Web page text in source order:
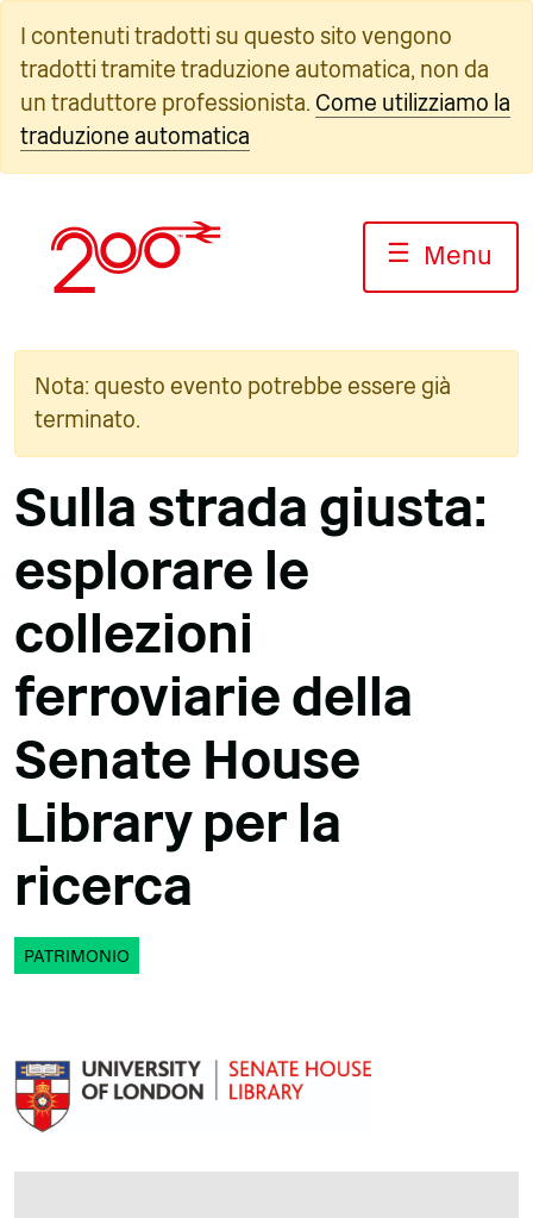
contenuto
I contenuti tradotti su questo sito vengono
tradotti tramite traduzione automatica, non da
un traduttore professionista. Come utilizziamo la
traduzione automatica
☰ Menu
Nota: questo evento potrebbe essere già
terminato.
Sulla strada giusta:
esplorare le
collezioni
ferroviarie della
Senate House
Library per la
ricerca
PATRIMONIO